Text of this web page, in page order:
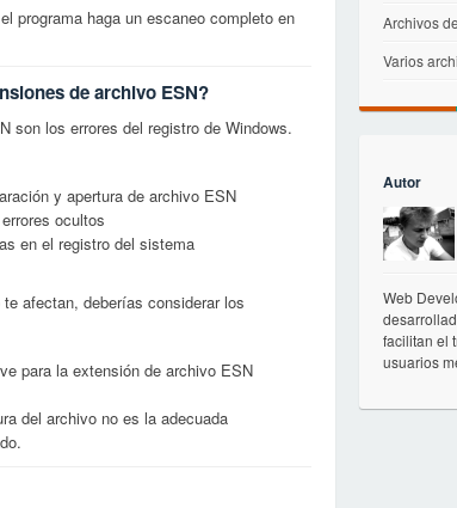
programa haga un escaneo completo en
de archivo ESN?
son los errores del registro de Windows.
y apertura de archivo ESN
ocultos
en el registro del sistema
afectan, deberías considerar los
para la extensión de archivo ESN
del archivo no es la adecuada
Archivos
Varios
Autor
Web
facilitan el
usuarios